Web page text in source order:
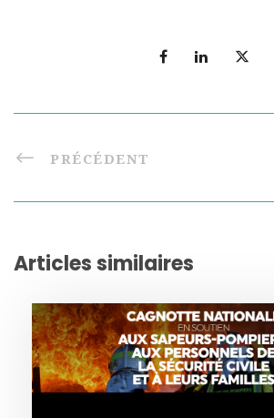
PRÉCÉDENT
Articles similaires